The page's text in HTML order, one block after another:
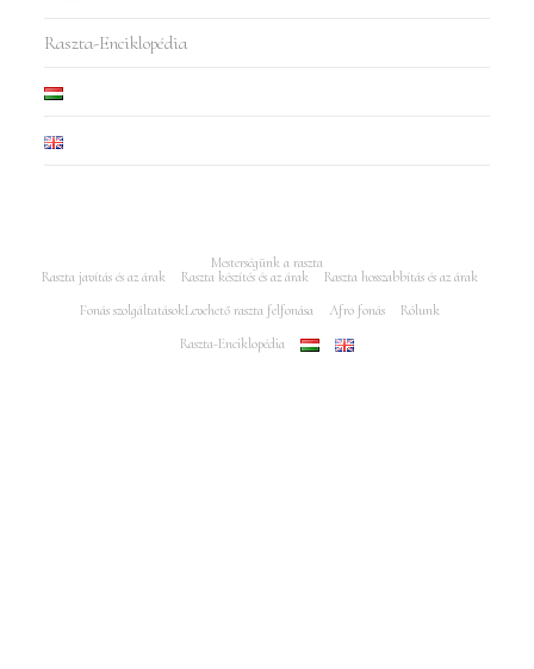
Raszta-Enciklopédia
Mesterségünk a raszta
Raszta javítás és az árak
Raszta készítés és az árak
Raszta hosszabbítás és az árak
Fonás szolgáltatásokLevehető raszta felfonása Afro fonás
Rólunk
Raszta-Enciklopédia